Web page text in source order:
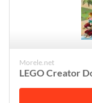
Morele.net
LEGO Creator